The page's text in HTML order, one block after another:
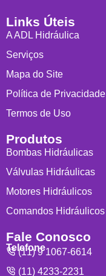
Links Úteis
A ADL Hidráulica
Serviços
Mapa do Site
Política de Privacidade
Termos de Uso
Produtos
Bombas Hidráulicas
Válvulas Hidráulicas
Motores Hidráulicos
Comandos Hidráulicos
Fale Conosco
Telefone
(11) 9 1067-6614
(11) 4233-2231